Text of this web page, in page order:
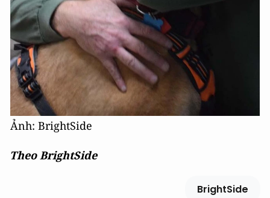
Ảnh: BrightSide
Theo BrightSide
BrightSide